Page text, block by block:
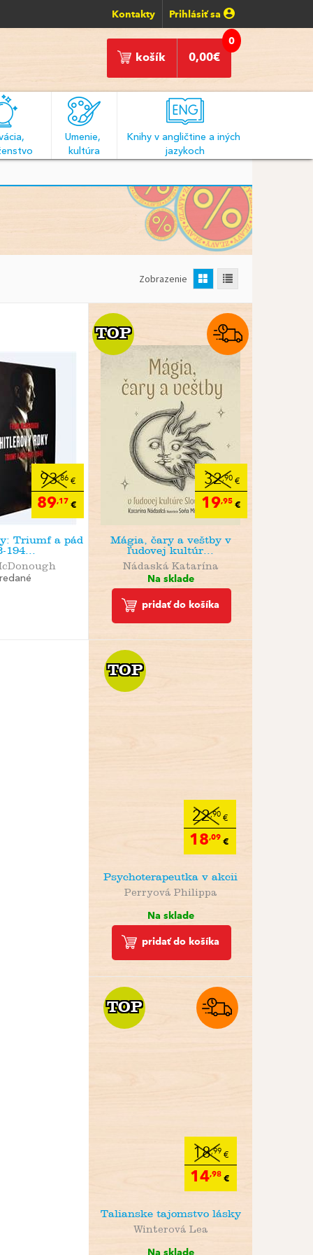
Kontakty Prihlásiť sa
0
0,00€
košík
Umenie,
kultúra
Knihy v angličtine a iných
jazykoch
Zobrazenie
93,86 €
89,17 €
Triumf a pád
194...
32,90€
19,95€
TOP
TOP
Mágia, čary a veštby v
ľudovej kultúr...
Nádaská Katarína
Na sklade
pridať do košíka
22,90 €
18,09 €
TOP
TOP
Psychoterapeutka v akcii
Perryová Philippa
Na sklade
pridať do košíka
18,99 €
14,98 €
TOP
TOP
Talianske tajomstvo lásky
Winterová Lea
Na sklade